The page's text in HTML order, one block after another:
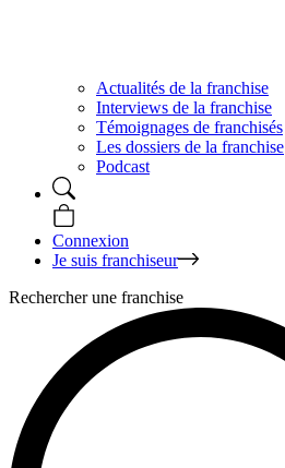
Actualités de la franchise
Interviews de la franchise
Témoignages de franchisés
Les dossiers de la franchise
Podcast
Connexion
Je suis franchiseur
Rechercher une franchise